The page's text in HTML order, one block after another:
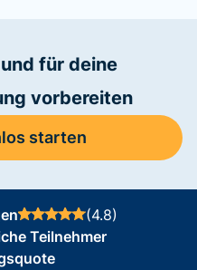
für deine
vorbereiten
starten
(4.8)
Teilnehmer